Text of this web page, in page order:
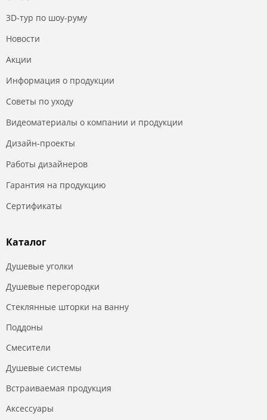
3D-тур по шоу-руму
Новости
Акции
Информация о продукции
Советы по уходу
Видеоматериалы о компании и продукции
Дизайн-проекты
Работы дизайнеров
Гарантия на продукцию
Сертификаты
Каталог
Душевые уголки
Душевые перегородки
Стеклянные шторки на ванну
Поддоны
Смесители
Душевые системы
Встраиваемая продукция
Аксессуары